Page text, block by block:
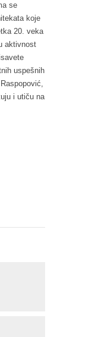
se
koje
20. veka
aktivnost
uspešnih
i utiču na